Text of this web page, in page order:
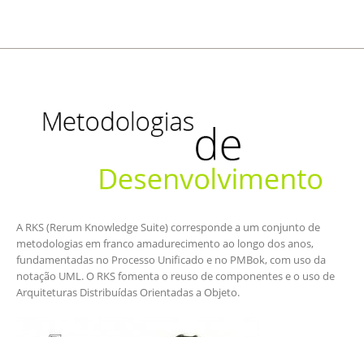
A RKS (Rerum Knowledge Suite) corresponde a um conjunto de
metodologias em franco amadurecimento ao longo dos anos,
fundamentadas no Processo Unificado e no PMBok, com uso da
notação UML. O RKS fomenta o reuso de componentes e o uso de
Arquiteturas Distribuídas Orientadas a Objeto.